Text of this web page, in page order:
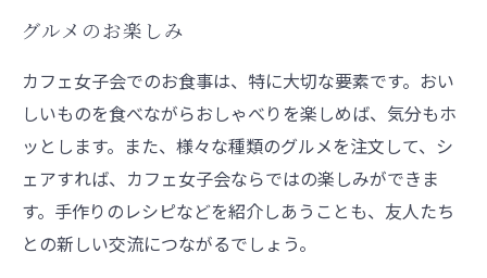
グルメのお楽しみ
カフェ女子会でのお食事は、特に大切な要素です。おい
しいものを食べながらおしゃべりを楽しめば、気分もホ
ッとします。また、様々な種類のグルメを注文して、シ
ェアすれば、カフェ女子会ならではの楽しみができま
す。手作りのレシピなどを紹介しあうことも、友人たち
との新しい交流につながるでしょう。